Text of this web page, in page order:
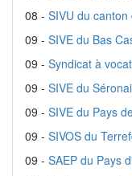
08 - SIVU du canton
09 - SIVE du Bas
09 - Syndicat à
09 - SIVE du
09 - SIVE du Pays
09 - SIVOS du
09 - SAEP du Pays